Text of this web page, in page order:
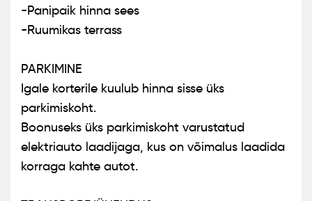
-Panipaik hinna sees
-Ruumikas terrass
PARKIMINE
Igale korterile kuulub hinna sisse üks
parkimiskoht.
Boonuseks üks parkimiskoht varustatud
elektriauto laadijaga, kus on võimalus laadida
korraga kahte autot.